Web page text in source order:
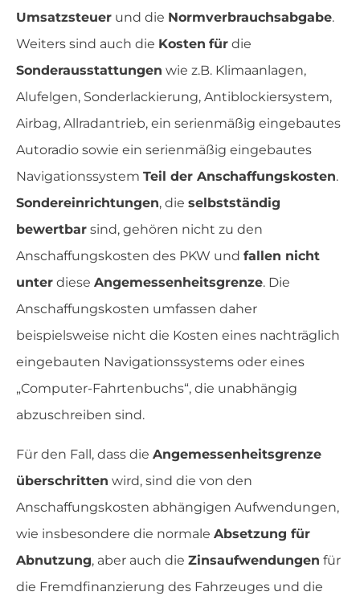
Umsatzsteuer und die Normverbrauchsabgabe.
Weiters sind auch die Kosten für die
Sonderausstattungen wie z.B. Klimaanlagen,
Alufelgen, Sonderlackierung, Antiblockiersystem,
Airbag, Allradantrieb, ein serienmäßig eingebautes
Autoradio sowie ein serienmäßig eingebautes
Navigationssystem Teil der Anschaffungskosten.
Sondereinrichtungen, die selbstständig
bewertbar sind, gehören nicht zu den
Anschaffungskosten des PKW und fallen nicht
unter diese Angemessenheitsgrenze. Die
Anschaffungskosten umfassen daher
beispielsweise nicht die Kosten eines nachträglich
eingebauten Navigationssystems oder eines
„Computer-Fahrtenbuchs“, die unabhängig
abzuschreiben sind.
Für den Fall, dass die Angemessenheitsgrenze
überschritten wird, sind die von den
Anschaffungskosten abhängigen Aufwendungen,
wie insbesondere die normale Absetzung für
Abnutzung, aber auch die Zinsaufwendungen für
die Fremdfinanzierung des Fahrzeuges und die